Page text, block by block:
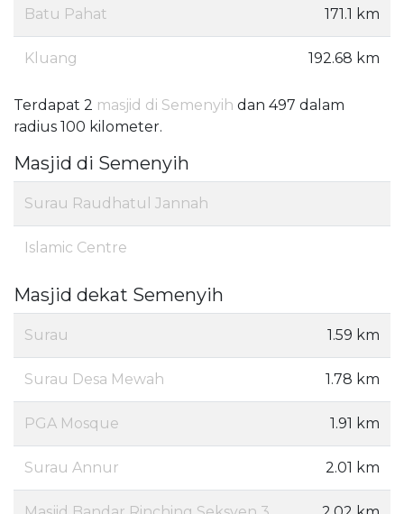
Batu Pahat 171.1 km
Kluang 192.68 km
Terdapat 2 masjid di Semenyih dan 497 dalam
radius 100 kilometer.
Masjid di Semenyih
Surau Raudhatul Jannah
Islamic Centre
Masjid dekat Semenyih
Surau 1.59 km
Surau Desa Mewah 1.78 km
PGA Mosque 1.91 km
Surau Annur 2.01 km